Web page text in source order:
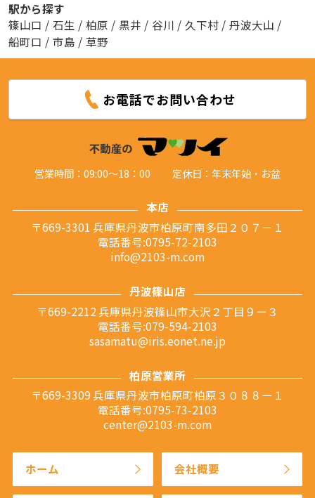
駅から探す
篠山口 / 石生 / 柏原 / 黒井 / 谷川 / 久下村 / 丹波大山 /
船町口 / 市島 / 草野
お電話でお問い合わせ
営業時間：09:00～18：00 定休日：年末年始・お盆
本店
〒669-3301 兵庫県丹波市柏原町南多田２０７－１
電話番号:0795-72-2103
info@2103-m.com
丹波篠山店
〒669-2212 兵庫県丹波篠山市大沢２丁目９ー３
電話番号:079-594-2103
sasamatu@iris.eonet.ne.jp
柏原営業所
〒669-3309 兵庫県丹波市柏原町柏原３０８８ー１
電話番号:0795-73-2103
center@2103-m.com
ホーム 会社概要